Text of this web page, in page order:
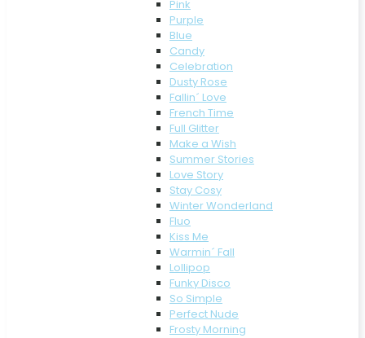
Pink
Purple
Blue
Candy
Celebration
Dusty Rose
Fallin´ Love
French Time
Full Glitter
Make a Wish
Summer Stories
Love Story
Stay Cosy
Winter Wonderland
Fluo
Kiss Me
Warmin´ Fall
Lollipop
Funky Disco
So Simple
Perfect Nude
Frosty Morning